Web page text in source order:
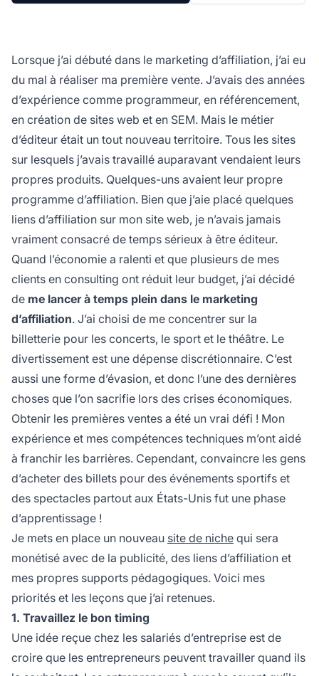
Lorsque j’ai débuté dans le marketing d’affiliation, j’ai eu
du mal à réaliser ma première vente. J’avais des années
d’expérience comme programmeur, en référencement,
en création de sites web et en SEM. Mais le métier
d’éditeur était un tout nouveau territoire. Tous les sites
sur lesquels j’avais travaillé auparavant vendaient leurs
propres produits. Quelques-uns avaient leur propre
programme d’affiliation. Bien que j’aie placé quelques
liens d’affiliation sur mon site web, je n’avais jamais
vraiment consacré de temps sérieux à être éditeur.
Quand l’économie a ralenti et que plusieurs de mes
clients en consulting ont réduit leur budget, j’ai décidé
de me lancer à temps plein dans le marketing
d’affiliation. J’ai choisi de me concentrer sur la
billetterie pour les concerts, le sport et le théâtre. Le
divertissement est une dépense discrétionnaire. C’est
aussi une forme d’évasion, et donc l’une des dernières
choses que l’on sacrifie lors des crises économiques.
Obtenir les premières ventes a été un vrai défi ! Mon
expérience et mes compétences techniques m’ont aidé
à franchir les barrières. Cependant, convaincre les gens
d’acheter des billets pour des événements sportifs et
des spectacles partout aux États-Unis fut une phase
d’apprentissage !
Je mets en place un nouveau site de niche qui sera
monétisé avec de la publicité, des liens d’affiliation et
mes propres supports pédagogiques. Voici mes
priorités et les leçons que j’ai retenues.
1. Travaillez le bon timing
Une idée reçue chez les salariés d’entreprise est de
croire que les entrepreneurs peuvent travailler quand ils